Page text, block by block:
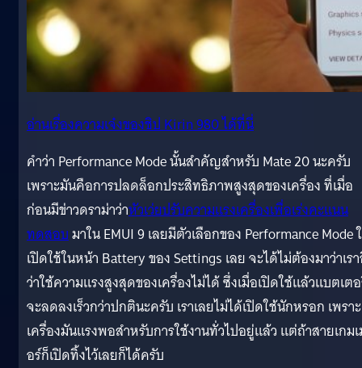
อ่านเรื่องความเจ๋งของชิป Kirin 980 ได้ที่นี่
คำว่า Performance Mode นั้นสำคัญสำหรับ Mate 20 นะครับ
เพราะมันคือการปลดล็อกประสิทธิภาพสูงสุดของเครื่อง ที่เมื่อ
ก่อนมีข่าวดราม่าว่าหัวเว่ยปรับความแรงเครื่องเพื่อเร่งคะแนน
ทดสอบมาใน EMUI 9 เลยมีตัวเลือกของ Performance Mode
เปิดใช้ในหน้า Battery ของ Settings เลย จะได้ไม่ต้องมาว่าเร
ว่าใช้ความแรงสูงสุดของเครื่องไม่ได้ ซึ่งเมื่อเปิดใช้แล้วแบตเต
จะลดลงเร็วกว่าปกตินะครับ เราเลยไม่ได้เปิดใช้นักหรอก เพราะ
เครื่องมันแรงพอสำหรับการใช้งานทั่วไปอยู่แล้ว แต่ถ้าสายเกม
อร์ก็เปิดทิ้งไว้เลยก็ได้ครับ